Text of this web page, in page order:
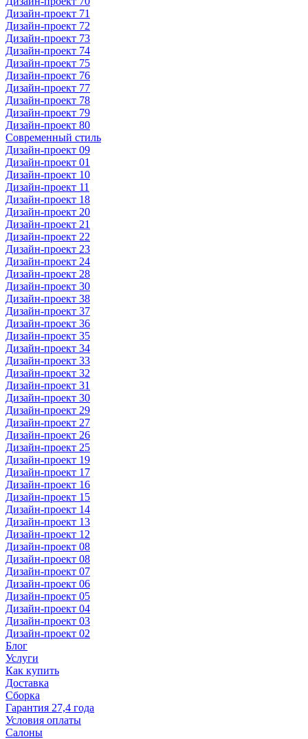
Дизайн-проект 71
Дизайн-проект 72
Дизайн-проект 73
Дизайн-проект 74
Дизайн-проект 75
Дизайн-проект 76
Дизайн-проект 77
Дизайн-проект 78
Дизайн-проект 79
Дизайн-проект 80
Современный стиль
Дизайн-проект 09
Дизайн-проект 01
Дизайн-проект 10
Дизайн-проект 11
Дизайн-проект 18
Дизайн-проект 20
Дизайн-проект 21
Дизайн-проект 22
Дизайн-проект 23
Дизайн-проект 24
Дизайн-проект 28
Дизайн-проект 30
Дизайн-проект 38
Дизайн-проект 37
Дизайн-проект 36
Дизайн-проект 35
Дизайн-проект 34
Дизайн-проект 33
Дизайн-проект 32
Дизайн-проект 31
Дизайн-проект 30
Дизайн-проект 29
Дизайн-проект 27
Дизайн-проект 26
Дизайн-проект 25
Дизайн-проект 19
Дизайн-проект 17
Дизайн-проект 16
Дизайн-проект 15
Дизайн-проект 14
Дизайн-проект 13
Дизайн-проект 12
Дизайн-проект 08
Дизайн-проект 08
Дизайн-проект 07
Дизайн-проект 06
Дизайн-проект 05
Дизайн-проект 04
Дизайн-проект 03
Дизайн-проект 02
Блог
Услуги
Как купить
Доставка
Сборка
Гарантия 27,4 года
Условия оплаты
Салоны